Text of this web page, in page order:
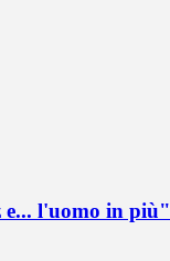
e... l'uomo in più"